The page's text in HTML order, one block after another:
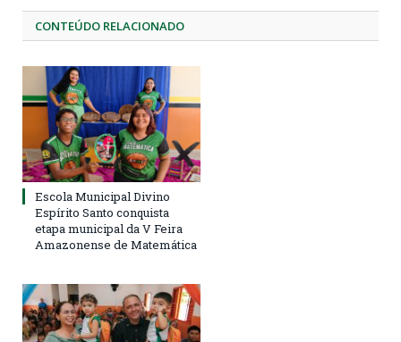
CONTEÚDO RELACIONADO
Escola Municipal Divino
Espírito Santo conquista
etapa municipal da V Feira
Amazonense de Matemática